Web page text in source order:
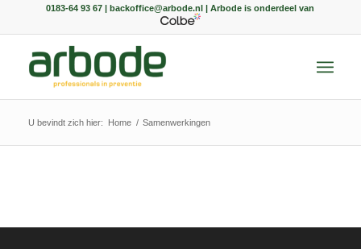
0183-64 93 67 | backoffice@arbode.nl | Arbode is onderdeel van
U bevindt zich hier: Home / Samenwerkingen